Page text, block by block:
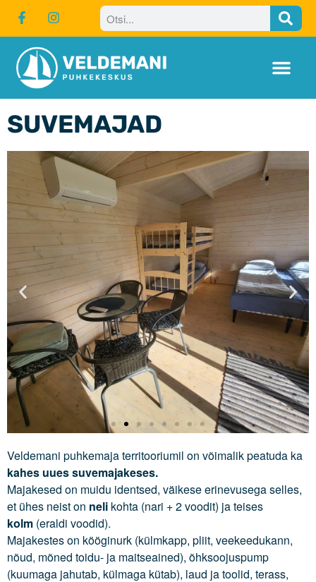
Suvemajad
EIS turismisektori
liidestamistoetus
LEADER toetused
Purjetamine
Firmaüritused
PULMAD
Koolidele
Catering
Hinnad
Kontakt
SUVEMAJAD
Veldemani puhkemaja territooriumil on võimalik peatuda ka
kahes uues suvemajakeses.
Majakesed on muidu identsed, väikese erinevusega selles,
et ühes neist on neli kohta (nari + 2 voodit) ja teises
kolm (eraldi voodid).
Majakestes on kööginurk (külmkapp, pliit, veekeedukann,
nõud, mõned toidu- ja maitseained), õhksoojuspump
(kuumaga jahutab, külmaga kütab), laud ja toolid, terass,